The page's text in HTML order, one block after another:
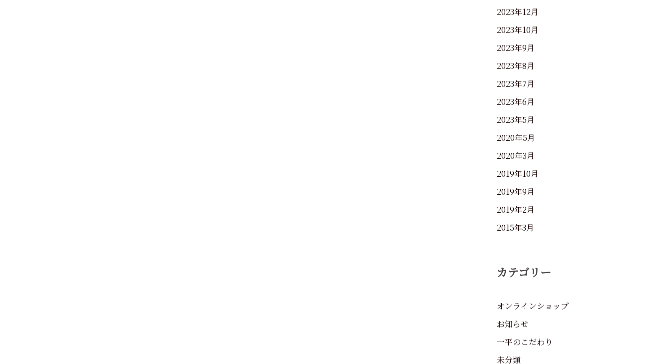
2023年12月
2023年10月
2023年9月
2023年8月
2023年7月
2023年6月
2023年5月
2020年5月
2020年3月
2019年10月
2019年9月
2019年2月
2015年3月
カテゴリー
オンラインショップ
お知らせ
一平のこだわり
未分類